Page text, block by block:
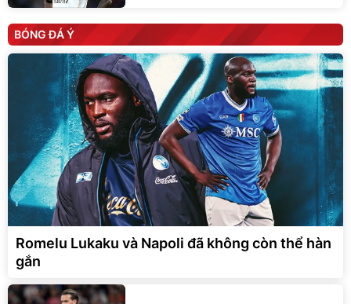
BÓNG ĐÁ Ý
Romelu Lukaku và Napoli đã không còn thể hàn
gắn